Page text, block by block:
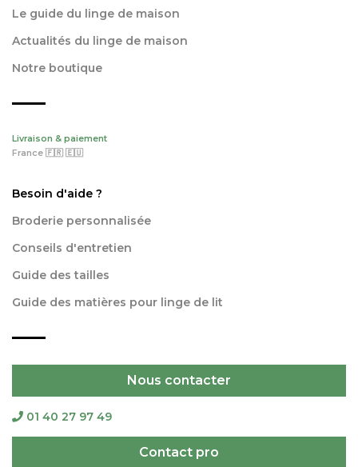
Le guide du linge de maison
Actualités du linge de maison
Notre boutique
Livraison & paiement
France 🇫🇷 🇪🇺
Besoin d'aide ?
Broderie personnalisée
Conseils d'entretien
Guide des tailles
Guide des matières pour linge de lit
Nous contacter
01 40 27 97 49
Contact pro